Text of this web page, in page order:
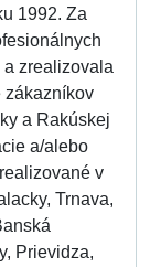
1992. Za
zrealizovala
zákazníkov
a Rakúskej
a/alebo
v
Trnava,
Prievidza,